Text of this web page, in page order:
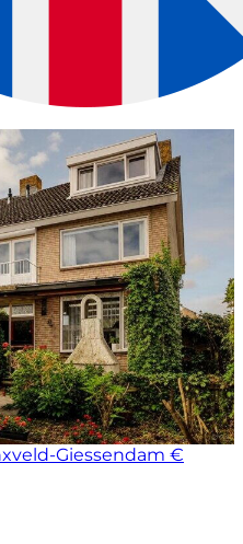
Giessendam €